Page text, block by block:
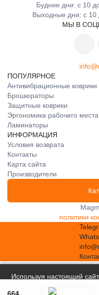
664
Будние дни: с 10
Выходные дни: с 10
МЫ В
ПОПУЛЯРНОЕ
Антивибрационные коврики
Брошюраторы
Защитные коврики
Эргономика рабочего места
Ламинаторы
ИНФОРМАЦИЯ
Условия возврата
Контакты
Карта сайта
Производители
политики
Используя настоящий
файлов сookie
, в